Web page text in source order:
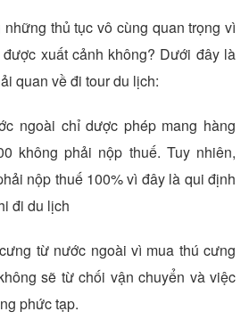
thủ tục vô cùng quan trọng vì
xuất cảnh không? Dưới đây là
quan về đi tour du lịch:
ngoài chỉ dược phép mang hàng
không phải nộp thuế. Tuy nhiên,
nộp thuế 100% vì đây là qui định
đi du lịch
từ nước ngoài vì mua thú cưng
sẽ từ chối vận chuyển và việc
phức tạp.